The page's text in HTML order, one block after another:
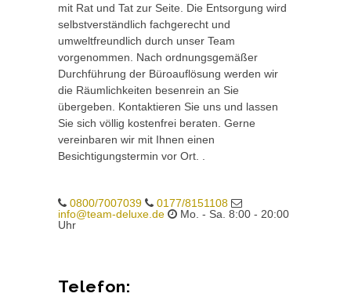
mit Rat und Tat zur Seite. Die Entsorgung wird
selbstverständlich fachgerecht und
umweltfreundlich durch unser Team
vorgenommen. Nach ordnungsgemäßer
Durchführung der Büroauflösung werden wir
die Räumlichkeiten besenrein an Sie
übergeben. Kontaktieren Sie uns und lassen
Sie sich völlig kostenfrei beraten. Gerne
vereinbaren wir mit Ihnen einen
Besichtigungstermin vor Ort. .
0800/7007039
0177/8151108
info@team-deluxe.de
Mo. - Sa. 8:00 - 20:00
Uhr
Telefon: